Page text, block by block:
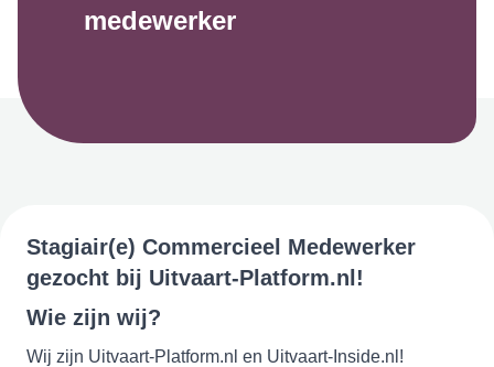
medewerker
Stagiair(e) Commercieel Medewerker
gezocht bij Uitvaart-Platform.nl!
Wie zijn wij?
Wij zijn Uitvaart-Platform.nl en Uitvaart-Inside.nl!